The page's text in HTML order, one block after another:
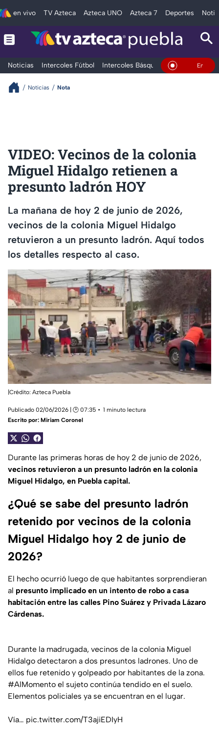
en vivo TV Azteca Azteca UNO Azteca 7 Deportes
Noticias Intercoles Fútbol Intercoles Básquetbol Deportes
En Vivo
Noticias Nota
VIDEO: Vecinos de la colonia
Miguel Hidalgo retienen a
presunto ladrón HOY
La mañana de hoy 2 de junio de 2026,
vecinos de la colonia Miguel Hidalgo
retuvieron a un presunto ladrón. Aquí todos
los detalles respecto al caso.
|Crédito: Azteca Puebla
Publicado 02/06/2026 | 🕑 07:35
1 minuto lectura
Escrito por: Miriam Coronel
Durante las primeras horas de hoy 2 de junio de 2026,
vecinos retuvieron a un presunto ladrón en la colonia
Miguel Hidalgo, en Puebla capital.
¿Qué se sabe del presunto ladrón
retenido por vecinos de la colonia
Miguel Hidalgo hoy 2 de junio de
2026?
El hecho ocurrió luego de que habitantes sorprendieran
al presunto implicado en un intento de robo a casa
habitación entre las calles Pino Suárez y Privada Lázaro
Cárdenas.
Durante la madrugada, vecinos de la colonia Miguel
Hidalgo detectaron a dos presuntos ladrones. Uno de
ellos fue retenido y golpeado por habitantes de la zona.
#AlMomento el sujeto continúa tendido en el suelo.
Elementos policiales ya se encuentran en el lugar.
Vía… pic.twitter.com/T3ajiEDIyH